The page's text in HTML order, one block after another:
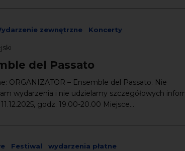
zewnętrzne Koncerty
del Passato
ORGANIZATOR – Ensemble del Passato. Nie
wydarzenia i nie udzielamy szczegółowych
godz. 19.00-20.00 Miejsce...
Festiwal
wydarzenia płatne